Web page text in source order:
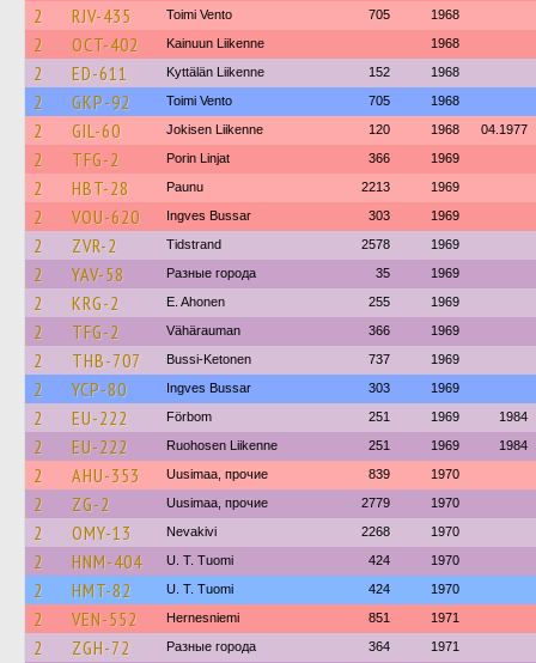
2 RJV-435 Toimi Vento 705 1968
2 OCT-402 Kainuun Liikenne 1968
2 ED-611 Kyttälän Liikenne 152 1968
2 GKP-92 Toimi Vento 705 1968
2 GIL-60 Jokisen Liikenne 120 1968 04.1977
2 TFG-2 Porin Linjat 366 1969
2 HBT-28 Paunu 2213 1969
2 VOU-620 Ingves Bussar 303 1969
2 ZVR-2 Tidstrand 2578 1969
2 YAV-58 Разные города 35 1969
2 KRG-2 E. Ahonen 255 1969
2 TFG-2 Vähärauman 366 1969
2 THB-707 Bussi-Ketonen 737 1969
2 YCP-80 Ingves Bussar 303 1969
2 EU-222 Förbom 251 1969 1984
2 EU-222 Ruohosen Liikenne 251 1969 1984
2 AHU-353 Uusimaa, прочие 839 1970
2 ZG-2 Uusimaa, прочие 2779 1970
2 OMY-13 Nevakivi 2268 1970
2 HNM-404 U. T. Tuomi 424 1970
2 HMT-82 U. T. Tuomi 424 1970
2 VEN-552 Hernesniemi 851 1971
2 ZGH-72 Разные города 364 1971